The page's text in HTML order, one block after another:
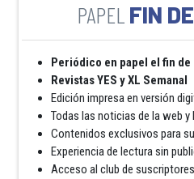
FIN
Periódico en papel el fin de
Revistas YES y XL Semanal
Edición impresa en versión
Todas las noticias de la web y
Contenidos exclusivos para
Experiencia de lectura sin
Acceso al club de